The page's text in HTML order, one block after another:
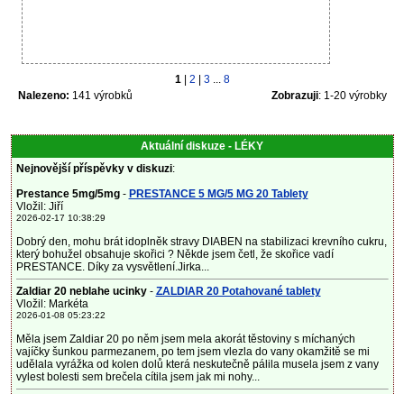
1 2 3... 8
Nalezeno: 141 výrobků Zobrazuji: 1-20 výrobky
Aktuální diskuze - LÉKY
Nejnovější příspěvky v diskuzi:
Prestance 5mg/5mg- PRESTANCE 5 MG/5 MG 20 Tablety
Vložil: Jiří
2026-02-17 10:38:29
Dobrý den, mohu brát idoplněk stravy DIABEN na stabilizaci krevního cukru,
který bohužel obsahuje skořici ? Někde jsem četl, že skořice vadí
PRESTANCE. Díky za vysvětlení.Jirka...
Zaldiar 20 neblahe ucinky- ZALDIAR 20 Potahované tablety
Vložil: Markéta
2026-01-08 05:23:22
Měla jsem Zaldiar 20 po něm jsem mela akorát těstoviny s míchaných
vajíčky šunkou parmezanem, po tem jsem vlezla do vany okamžitě se mi
udělala vyrážka od kolen dolů která neskutečně pálila musela jsem z vany
vylest bolesti sem brečela cítila jsem jak mi nohy...